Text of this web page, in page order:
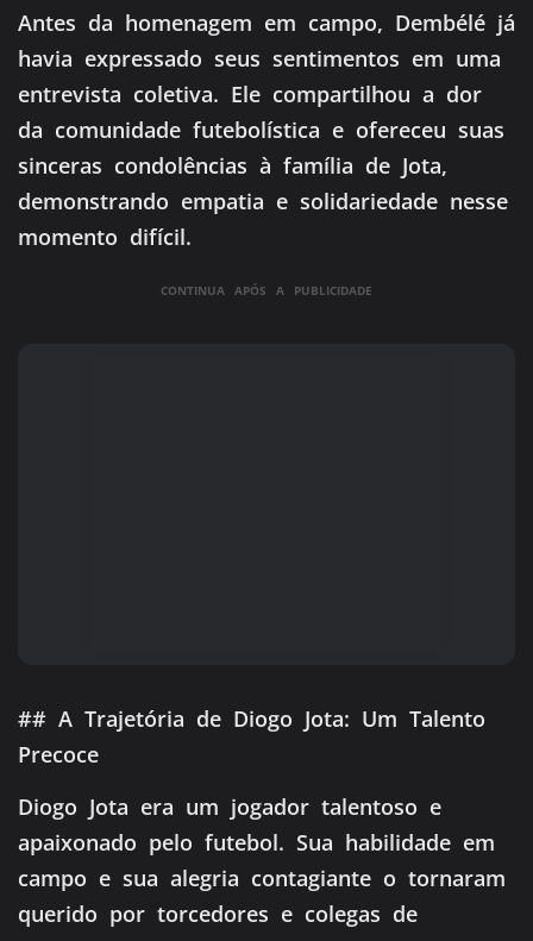
Antes da homenagem em campo, Dembélé já
havia expressado seus sentimentos em uma
entrevista coletiva. Ele compartilhou a dor
da comunidade futebolística e ofereceu suas
sinceras condolências à família de Jota,
demonstrando empatia e solidariedade nesse
momento difícil.
CONTINUA APÓS A PUBLICIDADE
## A Trajetória de Diogo Jota: Um Talento
Precoce
Diogo Jota era um jogador talentoso e
apaixonado pelo futebol. Sua habilidade em
campo e sua alegria contagiante o tornaram
querido por torcedores e colegas de